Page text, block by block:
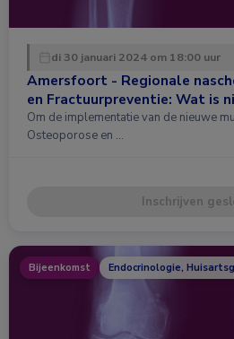
di 30 januari 2024 om 18:00 uur
Amersfoort - Regionale
en Fractuurpreventie: Wat is
Om de implementatie van de nieuwe
Osteoporose en …
Inschrijven
Bijeenkomst Endocrinologie,